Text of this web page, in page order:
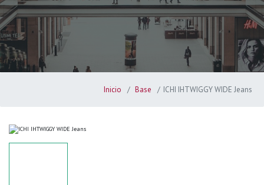
Inicio Base ICHI IHTWIGGY WIDE Jeans